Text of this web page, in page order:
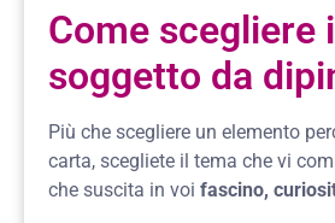
Come scegliere
soggetto da
Più che scegliere un elemento
carta, scegliete il tema che vi
che suscita in voi fascino,